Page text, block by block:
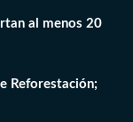
al menos 20
Reforestación;